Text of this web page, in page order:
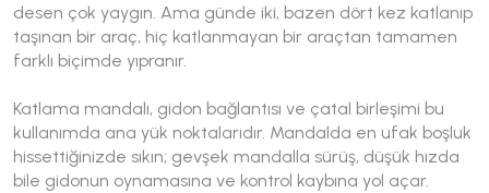
desen çok yaygın. Ama günde iki, bazen dört kez katlanıp
taşınan bir araç, hiç katlanmayan bir araçtan tamamen
farklı biçimde yıpranır.
Katlama mandalı, gidon bağlantısı ve çatal birleşimi bu
kullanımda ana yük noktalarıdır. Mandalda en ufak boşluk
hissettiğinizde sıkın; gevşek mandalla sürüş, düşük hızda
bile gidonun oynamasına ve kontrol kaybına yol açar.